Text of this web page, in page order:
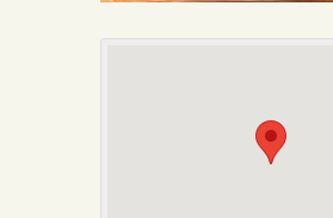
PORTFOLIA